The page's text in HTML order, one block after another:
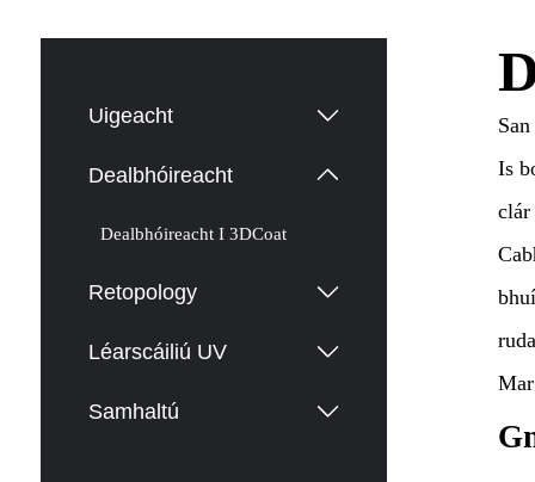
Uigeacht
Dealbhóireacht
Dealbhóireacht I 3DCoat
Retopology
Léarscáiliú UV
Samhaltú
Is
clár